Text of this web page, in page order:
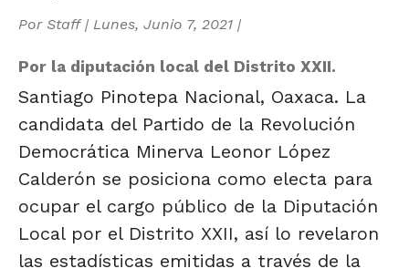
Por Staff| Lunes, Junio 7, 2021 |
Por la diputación local del Distrito XXII.
Santiago Pinotepa Nacional, Oaxaca. La
candidata del Partido de la Revolución
Democrática Minerva Leonor López
Calderón se posiciona como electa para
ocupar el cargo público de la Diputación
Local por el Distrito XXII, así lo revelaron
las estadísticas emitidas a través de la